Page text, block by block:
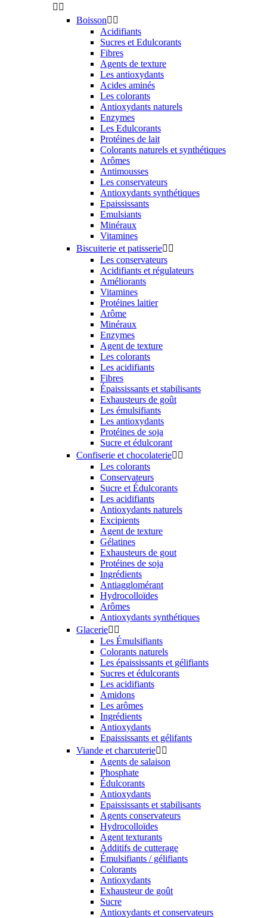
 
Boisson 
Acidifiants
Sucres et Edulcorants
Fibres
Agents de texture
Les antioxydants
Acides aminés
Les colorants
Antioxydants naturels
Enzymes
Les Edulcorants
Protéines de lait
Colorants naturels et synthétiques
Arômes
Antimousses
Les conservateurs
Antioxydants synthétiques
Epaississants
Emulsiants
Minéraux
Vitamines
Biscuiterie et patisserie 
Les conservateurs
Acidifiants et régulateurs
Améliorants
Vitamines
Protéines laitier
Arôme
Minéraux
Enzymes
Agent de texture
Les colorants
Les acidifiants
Fibres
Épaississants et stabilisants
Exhausteurs de goût
Les émulsifiants
Les antioxydants
Protéines de soja
Sucre et édulcorant
Confiserie et chocolaterie 
Les colorants
Conservateurs
Sucre et Édulcorants
Les acidifiants
Antioxydants naturels
Excipients
Agent de texture
Gélatines
Exhausteurs de gout
Protéines de soja
Ingrédients
Antiagglomérant
Hydrocolloïdes
Arômes
Antioxydants synthétiques
Glacerie 
Les Émulsifiants
Colorants naturels
Les épaississants et gélifiants
Sucres et édulcorants
Les acidifiants
Amidons
Les arômes
Ingrédients
Antioxydants
Epaississants et gélifants
Viande et charcuterie 
Agents de salaison
Phosphate
Édulcorants
Antioxydants
Epaississants et stabilisants
Agents conservateurs
Hydrocolloïdes
Agent texturants
Additifs de cutterage
Émulsifiants / gélifiants
Colorants
Antioxydants
Exhausteur de goût
Sucre
Antioxydants et conservateurs